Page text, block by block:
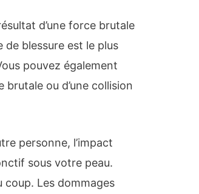
d’une force brutale
de blessure est le plus
pouvez également
brutale ou d’une collision
personne, l’impact
sous votre peau.
coup. Les dommages